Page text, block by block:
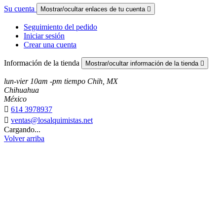
Su cuenta Mostrar/ocultar enlaces de tu cuenta 
Seguimiento del pedido
Iniciar sesión
Crear una cuenta
Información de la tienda Mostrar/ocultar información de la tienda 
lun-vier 10am -pm tiempo Chih, MX
Chihuahua
México
 614 3978937
 ventas@losalquimistas.net
Cargando...
Volver arriba